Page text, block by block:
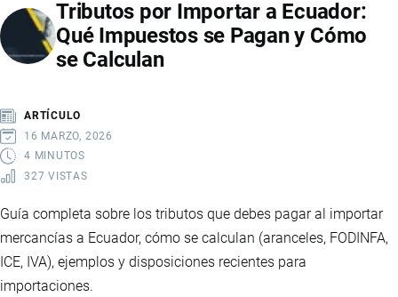
FAMILIAR
Y
ENVIAR
EL
EXTERIOR
SIN
Tributos por Importar a Ecuador:
Qué Impuestos se Pagan y Cómo
se Calculan
ARTÍCULO
16 MARZO, 2026
4 MINUTOS
327 VISTAS
Guía completa sobre los tributos que debes pagar al importar
mercancías a Ecuador, cómo se calculan (aranceles, FODINFA,
ICE, IVA), ejemplos y disposiciones recientes para
importaciones.